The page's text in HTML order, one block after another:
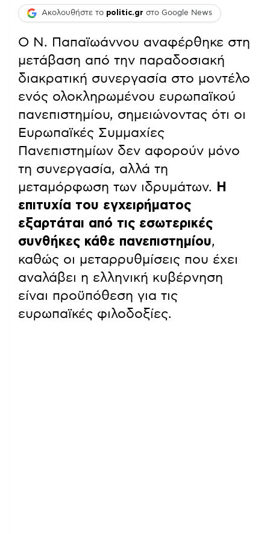
Ακολουθήστε το politic.gr στο Google News
Ο Ν. Παπαϊωάννου αναφέρθηκε στη
μετάβαση από την παραδοσιακή
διακρατική συνεργασία στο μοντέλο
ενός ολοκληρωμένου ευρωπαϊκού
πανεπιστημίου, σημειώνοντας ότι οι
Ευρωπαϊκές Συμμαχίες
Πανεπιστημίων δεν αφορούν μόνο
τη συνεργασία, αλλά τη
μεταμόρφωση των ιδρυμάτων.
Η
επιτυχία του εγχειρήματος
εξαρτάται από τις εσωτερικές
συνθήκες κάθε πανεπιστημίου,
καθώς οι μεταρρυθμίσεις που έχει
αναλάβει η ελληνική κυβέρνηση
είναι προϋπόθεση για τις
ευρωπαϊκές φιλοδοξίες.